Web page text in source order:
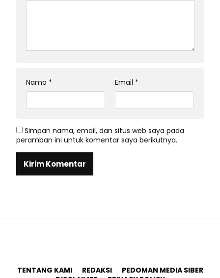
Nama * Email *
Simpan nama, email, dan situs web saya pada
peramban ini untuk komentar saya berikutnya.
TENTANG KAMI REDAKSI
PEDOMAN MEDIA SIBER